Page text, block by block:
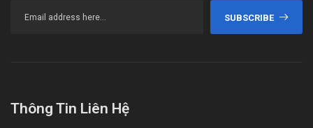
SUBSCRIBE
Thông Tin Liên Hệ